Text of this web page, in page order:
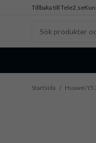
Tillbaka till Tele2.se
Startsida / Huawei Y5